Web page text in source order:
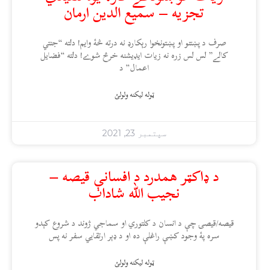
تجزيه – سميع الدين ارمان
صرف د پښتنو او پښتونخوا رېکارډ نه درته څۀ وایم! دلته “جنتي
کالے” لس لس زره نه زیات ایډیشنه خرڅ شوے! دلته “فضایل
اعمال” د
ټوله ليکنه ولولئ
سپتمبر 23, 2021
د ډاکټر همدرد د افسانې قيصه –
نجيب الله شاداب
قيصه/قيصۍ چې د انسان د کلتوري او سماجي ژوند د شروع کېدو
سره پۀ وجود کښې راغلې ده او د ډېر ارتقايي سفر نه پس
ټوله ليکنه ولولئ